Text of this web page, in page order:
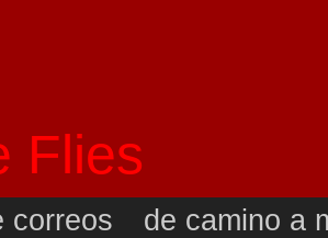
Flies
correos de camino a